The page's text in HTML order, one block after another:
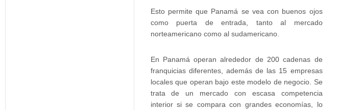
Esto permite que Panamá se vea con buenos ojos
como puerta de entrada, tanto al mercado
norteamericano como al sudamericano.
En Panamá operan alrededor de 200 cadenas de
franquicias diferentes, además de las 15 empresas
locales que operan bajo este modelo de negocio. Se
trata de un mercado con escasa competencia
interior si se compara con grandes economías, lo